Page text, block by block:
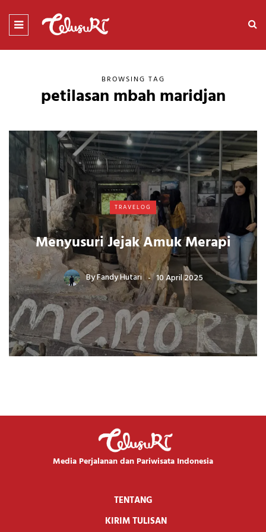
BROWSING TAG
petilasan mbah maridjan
TRAVELOG
Menyusuri Jejak Amuk Merapi
ByFandy Hutari 10 April 2025
Media Perjalanan dan Pariwisata Indonesia
TENTANG
KIRIM TULISAN